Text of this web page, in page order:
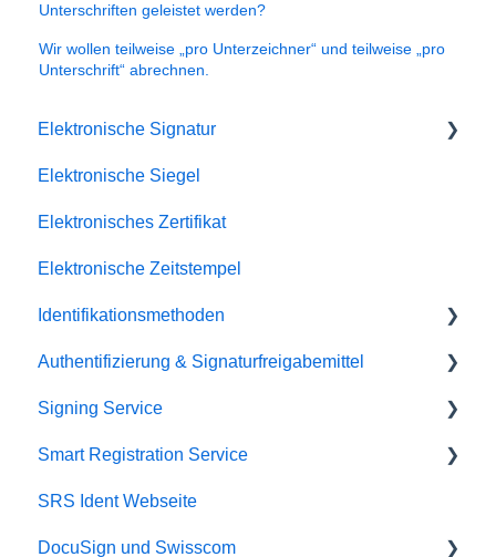
Unterschriften geleistet werden?
Wir wollen teilweise „pro Unterzeichner“ und teilweise „pro
Unterschrift“ abrechnen.
Elektronische Signatur
Fehlerbehebung
Elektronische Siegel
Elektronisches Zertifikat
Elektronische Zeitstempel
Identifikationsmethoden
SRS Video EU
SRS eID DE
SRS Video Ident CH
SRS Auto Ident CH
SRS Selfie Ident EU
Authentifizierung & Signaturfreigabemittel
Passkey
Mobile ID
Passwort und SMS-Code Methode (PWD/OTP)
Signing Service
Service Kapazität und Performance
API Integration und Setup
Fehlermeldungen
Smart Registration Service
SRS API Integration und Setup
SRS Ident Webseite
DocuSign und Swisscom